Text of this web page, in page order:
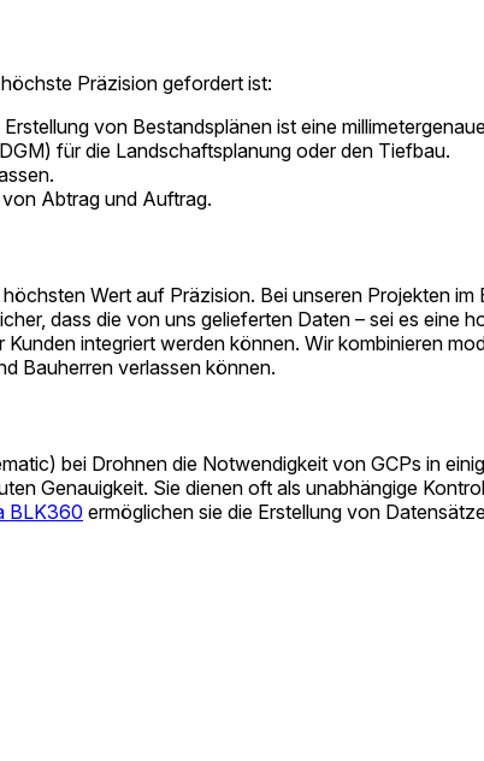
Präzision gefordert ist:
Erstellung von Bestandsplänen ist eine
für die Landschaftsplanung oder den Tiefbau.
Abtrag und Auftrag.
Wert auf Präzision. Bei unseren Projekten im
dass die von uns gelieferten Daten – sei es eine
integriert werden können. Wir kombinieren
Bauherren verlassen können.
bei Drohnen die Notwendigkeit von GCPs in
Genauigkeit. Sie dienen oft als unabhängige
BLK360 ermöglichen sie die Erstellung von